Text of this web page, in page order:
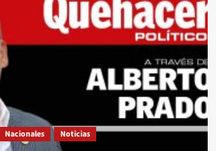
Nacionales Noticias